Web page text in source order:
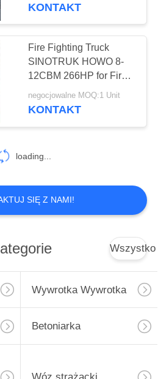
do
ropy
ciężarówka
14
48
KONTAKT
Fire Fighting Truck
SINOTRUK HOWO 8-
12CBM 266HP for Fire
control or Sprinkling
negocjowalne MOQ:1 Unit
KONTAKT
loading...
SIĘ Z NAMI!
Wszystko
Wywrotka Wywrotka
Betoniarka